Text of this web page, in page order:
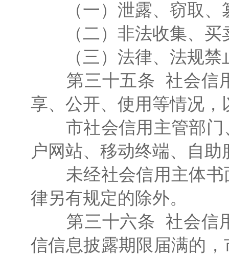
（一）泄露、窃取、
（二）非法收集、买
（三）法律、法规禁
第三十五条 社会信用
享、公开、使用等情况
市社会信用主管部门
户网站、移动终端、自
未经社会信用主体书
律另有规定的除外。
第三十六条 社会信用
信信息披露期限届满的